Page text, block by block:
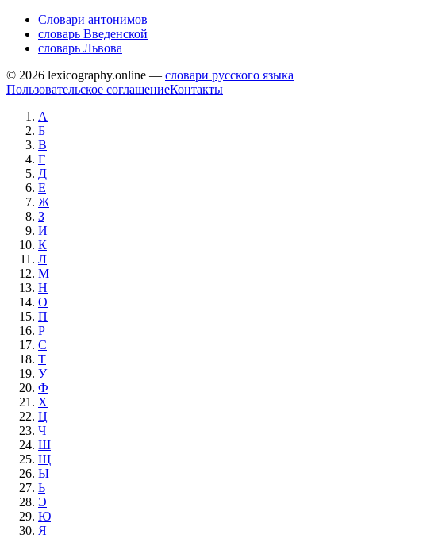
Словари антонимов
словарь Введенской
словарь Львова
© 2026 lexicography.online — словари русского языка
Пользовательское соглашениеКонтакты
А
Б
В
Г
Д
Е
Ж
З
И
К
Л
М
Н
О
П
Р
С
Т
У
Ф
Х
Ц
Ч
Ш
Щ
Ы
Ь
Э
Ю
Я